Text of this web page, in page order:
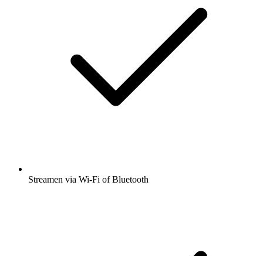
Streamen via Wi-Fi of Bluetooth